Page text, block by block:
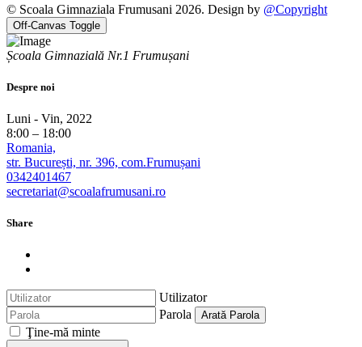
© Scoala Gimnaziala Frumusani 2026. Design by @Copyright
Off-Canvas Toggle
Școala Gimnazială Nr.1 Frumușani
Despre noi
Luni - Vin, 2022
8:00 – 18:00
Romania,
str. București, nr. 396, com.Frumușani
0342401467
secretariat@scoalafrumusani.ro
Share
Utilizator
Parola
Arată Parola
Ţine-mă minte